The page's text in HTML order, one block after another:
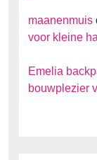
maanenmuis
voor kleine
Emelia
bouwplezier